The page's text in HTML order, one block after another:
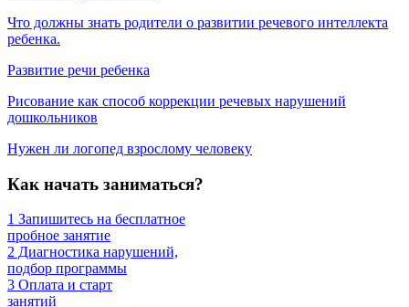
Что должны знать родители о развитии речевого интеллекта
ребенка.
Развитие речи ребенка
Рисование как способ коррекции речевых нарушений
дошкольников
Нужен ли логопед взрослому человеку
Как начать заниматься?
1 Запишитесь на бесплатное
пробное занятие
2 Диагностика нарушений,
подбор программы
3 Оплата и старт
занятий